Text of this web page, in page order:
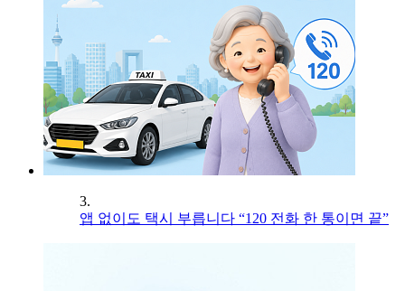
3.
앱 없이도 택시 부릅니다 “120 전화 한 통이면 끝”